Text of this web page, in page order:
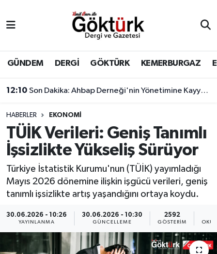
GÜNDEM DERGİ GÖKTÜRK KEMERBURGAZ
12:10 Son Dakika: Ahbap Derneği'nin Yönetimine Kayyum Atandı
HABERLER EKONOMİ
TÜİK Verileri: Geniş Tanımlı
İşsizlikte Yükseliş Sürüyor
Türkiye İstatistik Kurumu'nun (TÜİK) yayımladığı
Mayıs 2026 dönemine ilişkin işgücü verileri, geniş
tanımlı işsizlikte artış yaşandığını ortaya koydu.
30.06.2026 - 10:26
YAYINLANMA
30.06.2026 - 10:30
GÜNCELLEME
2592
GÖSTERIM
BİLİM
DERGİ
DÜNYA
EĞİTİM
GÖKTÜRK
KEMERBURGAZ
Eyüpsultan Hava Durumu
Eyüpsultan Trafik Yoğunluk Haritası
Süper Lig Puan Durumu ve Fikstür
Tüm Manşetler
Son Dakika Haberleri